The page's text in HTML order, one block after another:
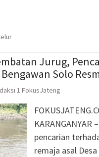
Jurug,
Solo
1 FokusJateng
KARANGANYAR
pencarian
remaja asal